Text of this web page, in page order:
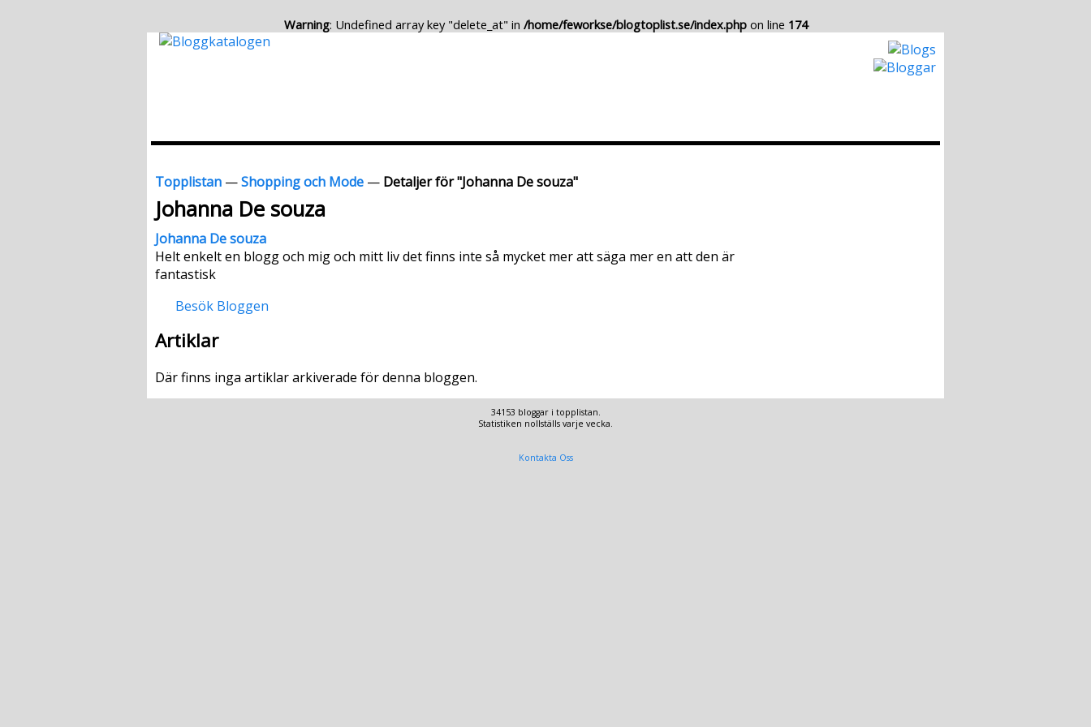
Warning: Undefined array key "delete_at" in /home/feworkse/blogtoplist.se/index.phpon line 174
Topplistan —Shopping och Mode — Detaljer för "Johanna De souza"
Johanna De souza
Johanna De souza
Helt enkelt en blogg och mig och mitt liv det finns inte så mycket mer att säga mer en att den är
fantastisk
Besök Bloggen
Artiklar
Där finns inga artiklar arkiverade för denna bloggen.
34153 bloggar i topplistan.
Statistiken nollställs varje vecka.
Kontakta Oss